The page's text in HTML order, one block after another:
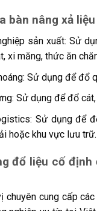
bàn nâng xả liệu
sản xuất: Sử
xi măng, thức ăn
Sử dụng để đổ
Sử dụng để đổ
Sử dụng để
hoặc khu vực lưu trữ.
đổ liệu cố
chuyên cung cấp